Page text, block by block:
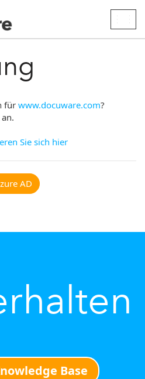
für www.docuware.com?
Sie sich hier
AD
Base